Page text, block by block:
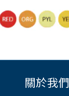
關於我們